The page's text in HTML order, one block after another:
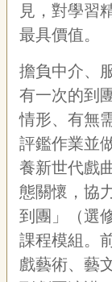
見，對學習
最具價值。
擔負中介、
有一次的到
情形、有無
評鑑作業並
養新世代戲
態關懷，協
到團」（選
課程模組。
戲藝術、藝